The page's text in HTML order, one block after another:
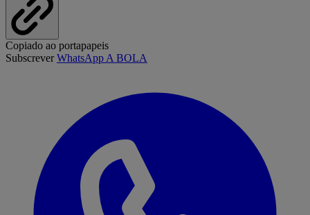
Copiado ao portapapeis
SubscreverWhatsApp A BOLA